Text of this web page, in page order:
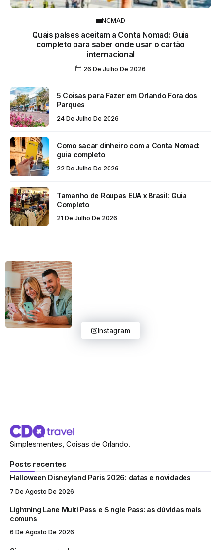
NOMAD
Quais países aceitam a Conta Nomad: Guia
completo para saber onde usar o cartão
internacional
26 De Julho De 2026
5 Coisas para Fazer em Orlando Fora dos
Parques
24 De Julho De 2026
Como sacar dinheiro com a Conta Nomad:
guia completo
22 De Julho De 2026
Tamanho de Roupas EUA x Brasil: Guia
Completo
21 De Julho De 2026
Instagram
Simplesmentes, Coisas de Orlando.
Posts recentes
Halloween Disneyland Paris 2026: datas e novidades
7 De Agosto De 2026
Lightning Lane Multi Pass e Single Pass: as dúvidas mais
comuns
6 De Agosto De 2026